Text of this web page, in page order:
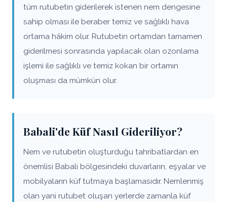
tüm rutubetin giderilerek istenen nem dengesine
sahip olması ile beraber temiz ve sağlıklı hava
ortama hâkim olur. Rutubetin ortamdan tamamen
giderilmesi sonrasında yapılacak olan ozonlama
işlemi ile sağlıklı ve temiz kokan bir ortamın
oluşması da mümkün olur.
Babali'de Küf Nasıl Gideriliyor?
Nem ve rutubetin oluşturduğu tahribatlardan en
önemlisi Babali bölgesindeki duvarların, eşyalar ve
mobilyaların küf tutmaya başlamasıdır. Nemlenmiş
olan yani rutubet oluşan yerlerde zamanla küf